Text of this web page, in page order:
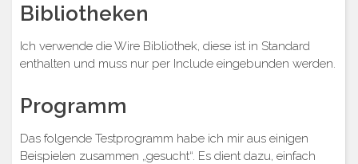
Bibliotheken
Ich verwende die Wire Bibliothek, diese ist in Standard
enthalten und muss nur per Include eingebunden werden.
Programm
Das folgende Testprogramm habe ich mir aus einigen
Beispielen zusammen „gesucht“. Es dient dazu, einfach